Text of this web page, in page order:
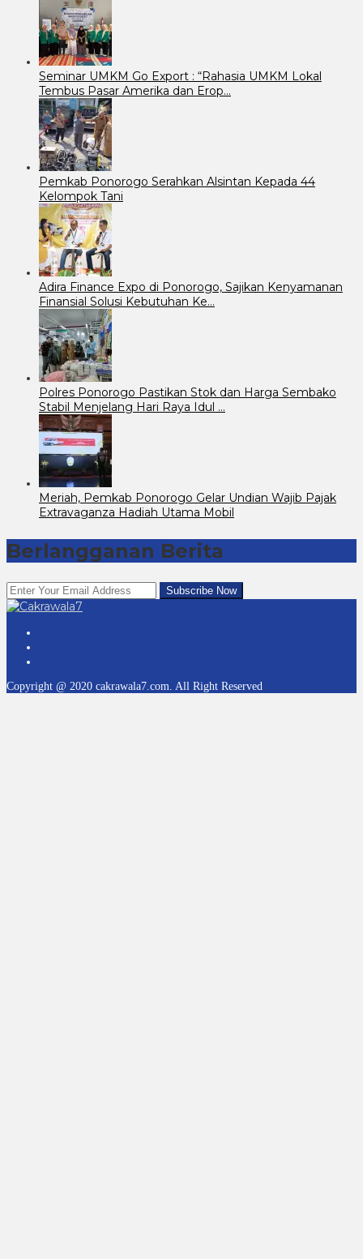
Seminar UMKM Go Export : “Rahasia UMKM Lokal
Tembus Pasar Amerika dan Erop…
Pemkab Ponorogo Serahkan Alsintan Kepada 44
Kelompok Tani
Adira Finance Expo di Ponorogo, Sajikan Kenyamanan
Finansial Solusi Kebutuhan Ke…
Polres Ponorogo Pastikan Stok dan Harga Sembako
Stabil Menjelang Hari Raya Idul …
Meriah, Pemkab Ponorogo Gelar Undian Wajib Pajak
Extravaganza Hadiah Utama Mobil
Berlangganan Berita
Copyright @ 2020 cakrawala7.com. All Right Reserved